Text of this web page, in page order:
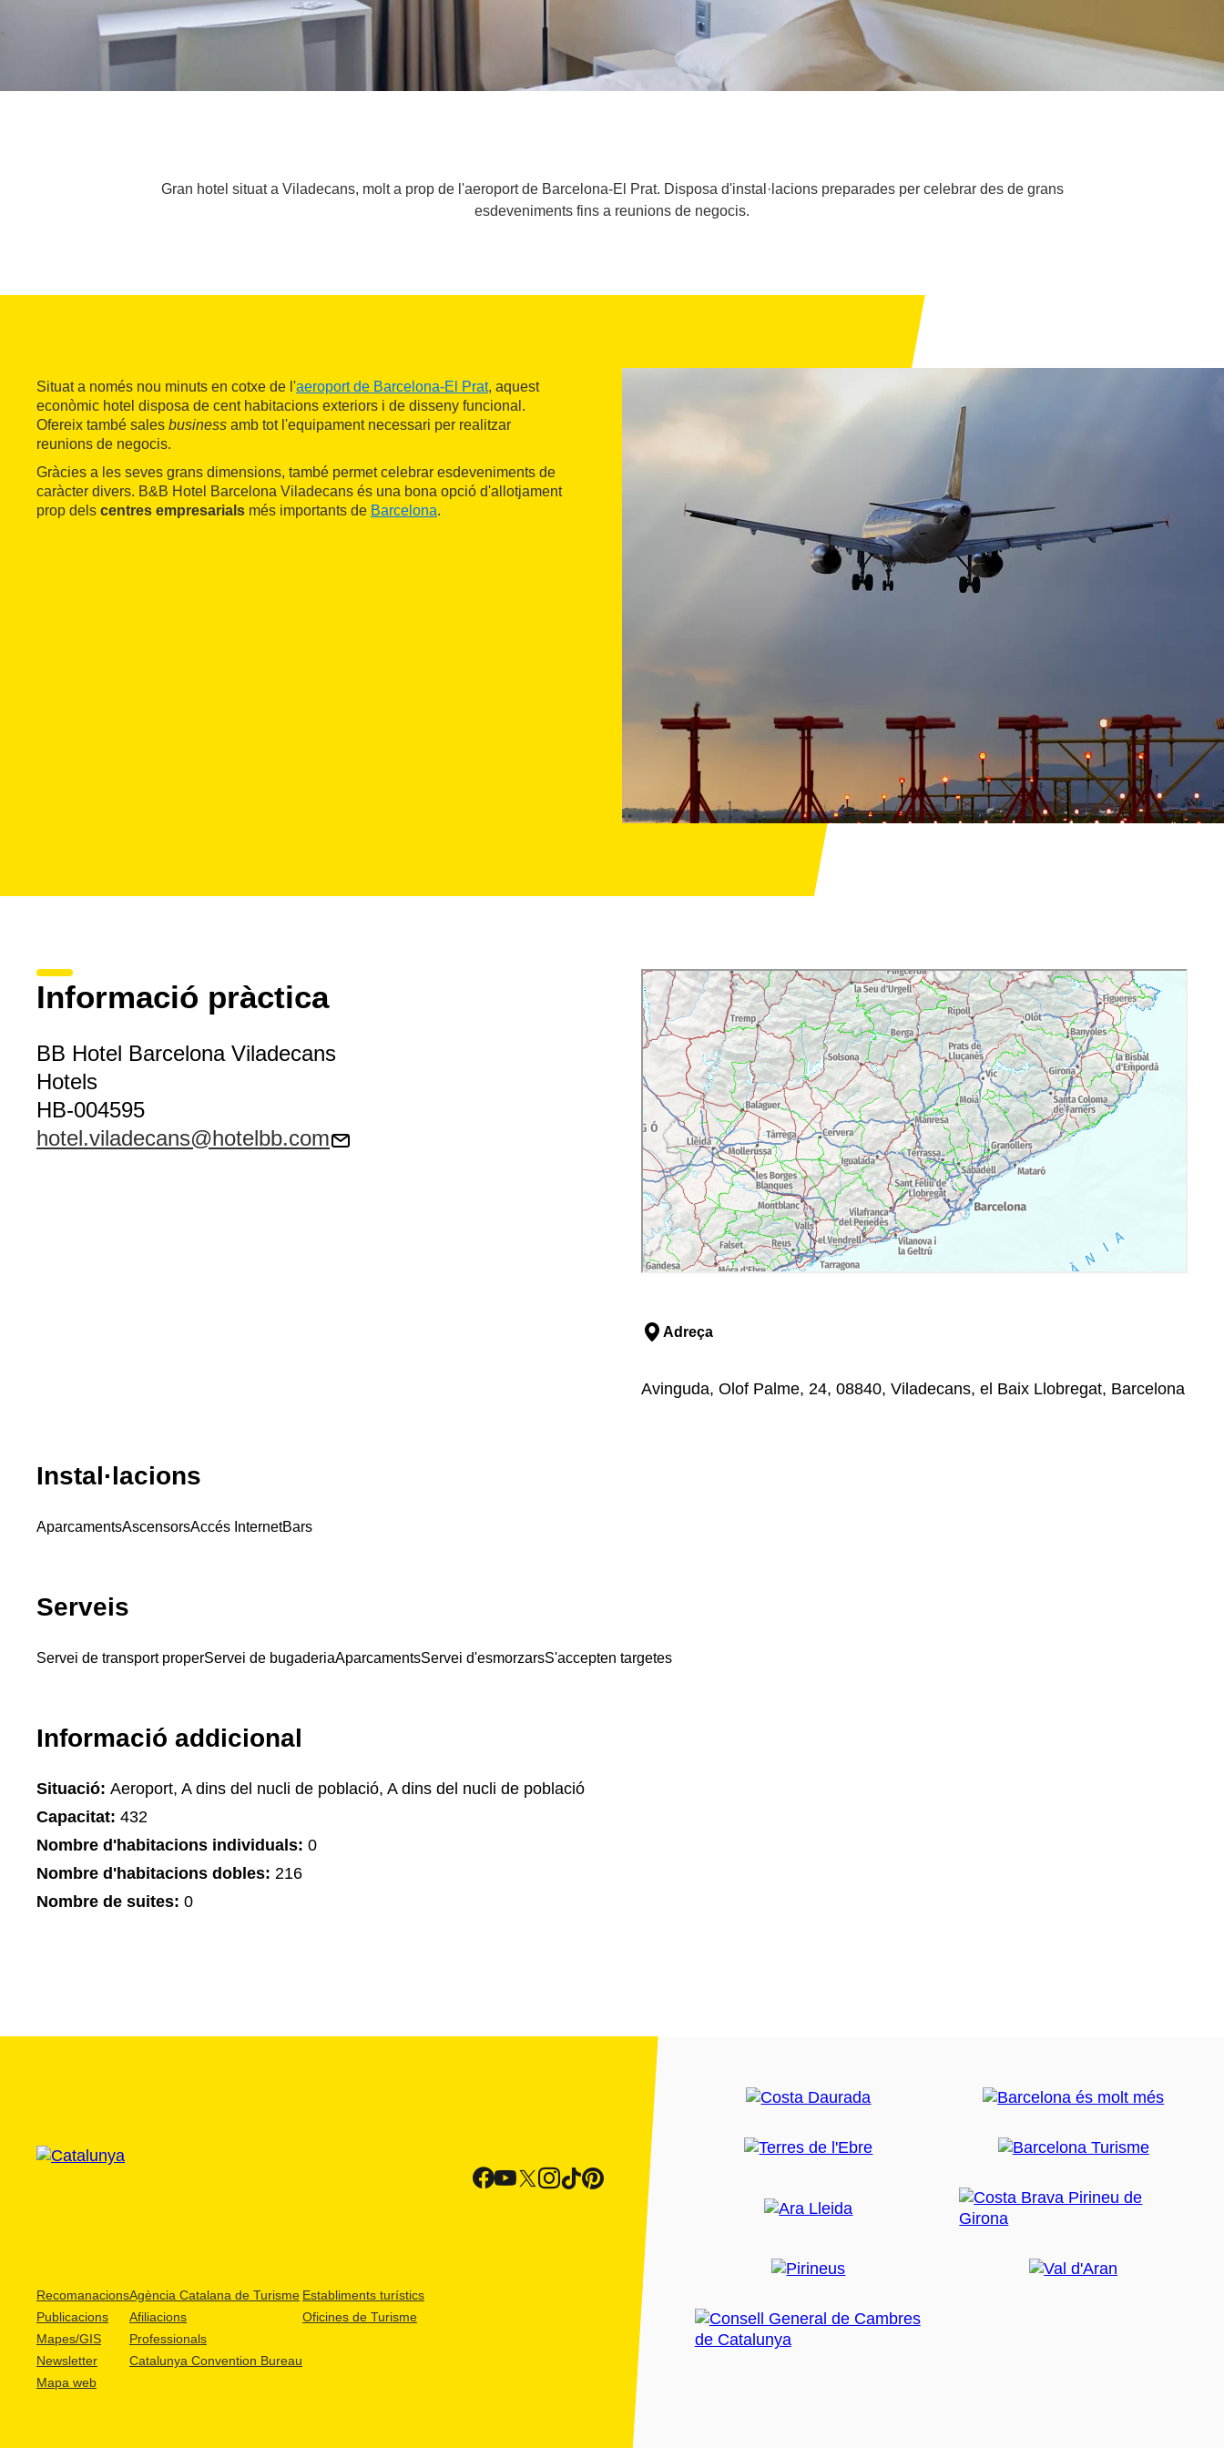
Gran hotel situat a Viladecans, molt a prop de l'aeroport de Barcelona-El Prat. Disposa d'instal·lacions preparades per celebrar des de grans
esdeveniments fins a reunions de negocis.
Situat a només nou minuts en cotxe de l'aeroport de Barcelona-El Prat, aquest
econòmic hotel disposa de cent habitacions exteriors i de disseny funcional.
Ofereix també sales business amb tot l'equipament necessari per realitzar
reunions de negocis.
Gràcies a les seves grans dimensions, també permet celebrar esdeveniments de
caràcter divers. B&B Hotel Barcelona Viladecans és una bona opció d'allotjament
prop dels centres empresarials més importants de Barcelona.
Informació pràctica
BB Hotel Barcelona Viladecans
Hotels
HB-004595
hotel.viladecans@hotelbb.com
Adreça
Avinguda, Olof Palme, 24, 08840, Viladecans, el Baix Llobregat, Barcelona
Instal·lacions
AparcamentsAscensorsAccés InternetBars
Serveis
Servei de transport properServei de bugaderiaAparcamentsServei d'esmorzarsS'accepten targetes
Informació addicional
Situació: Aeroport, A dins del nucli de població, A dins del nucli de població
Capacitat: 432
Nombre d'habitacions individuals: 0
Nombre d'habitacions dobles: 216
Nombre de suites: 0
Recomanacions
Publicacions
Mapes/GIS
Newsletter
Mapa web
Agència Catalana de Turisme
Afiliacions
Professionals
Catalunya Convention Bureau
Establiments turístics
Oficines de Turisme